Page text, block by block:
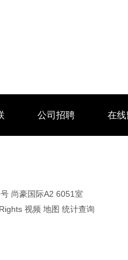
公司招聘 在
尚豪国际A2 6051室
视频 地图 统计查询